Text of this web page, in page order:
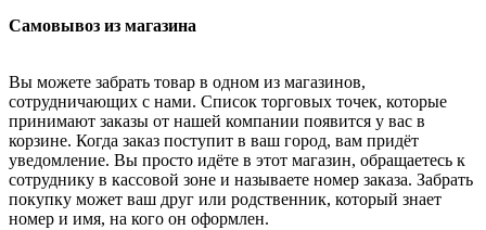
Самовывоз из магазина
Вы можете забрать товар в одном из магазинов,
сотрудничающих с нами. Список торговых точек, которые
принимают заказы от нашей компании появится у вас в
корзине. Когда заказ поступит в ваш город, вам придёт
уведомление. Вы просто идёте в этот магазин, обращаетесь к
сотруднику в кассовой зоне и называете номер заказа. Забрать
покупку может ваш друг или родственник, который знает
номер и имя, на кого он оформлен.